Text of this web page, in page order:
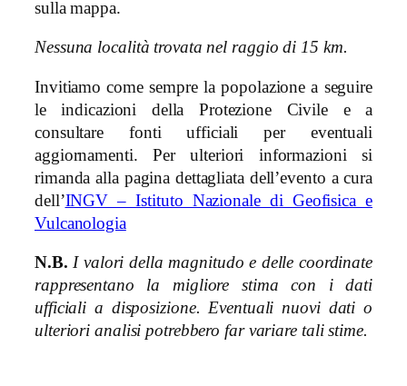
sulla mappa.
Nessuna località trovata nel raggio di 15 km.
Invitiamo come sempre la popolazione a seguire
le indicazioni della Protezione Civile e a
consultare fonti ufficiali per eventuali
aggiornamenti. Per ulteriori informazioni si
rimanda alla pagina dettagliata dell’evento a cura
dell’INGV – Istituto Nazionale di Geofisica e
Vulcanologia
N.B. I valori della magnitudo e delle coordinate
rappresentano la migliore stima con i dati
ufficiali a disposizione. Eventuali nuovi dati o
ulteriori analisi potrebbero far variare tali stime.